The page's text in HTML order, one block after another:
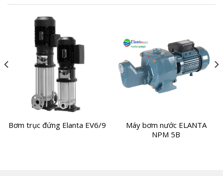
Bơm trục đứng Elanta EV6/9
Máy bơm nước ELANTA
NPM 5B